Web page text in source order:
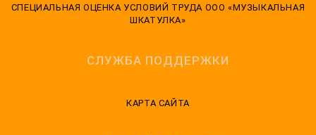
CПЕЦИАЛЬНАЯ ОЦЕНКА УСЛОВИЙ ТРУДА ООО «МУЗЫКАЛЬНАЯ
ШКАТУЛКА»
СЛУЖБА ПОДДЕРЖКИ
КАРТА САЙТА